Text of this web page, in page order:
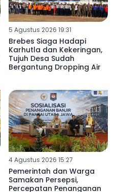
5 Agustus 2026 19:31
Brebes Siaga Hadapi
Karhutla dan Kekeringan,
Tujuh Desa Sudah
Bergantung Dropping Air
4 Agustus 2026 15:27
Pemerintah dan Warga
Samakan Persepsi,
Percepatan Penanganan